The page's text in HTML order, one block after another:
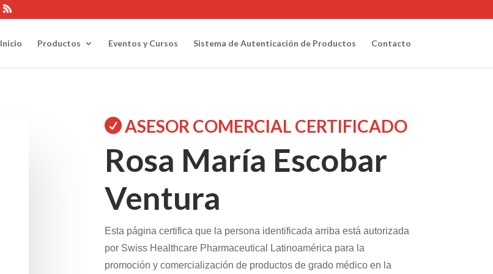
Inicio Productos Eventos y Cursos Sistema de Autenticación de Productos Contacto
ASESOR COMERCIAL CERTIFICADO
Rosa María Escobar
Ventura
Esta página certifica que la persona identificada arriba está autorizada
por Swiss Healthcare Pharmaceutical Latinoamérica para la
promoción y comercialización de productos de grado médico en la